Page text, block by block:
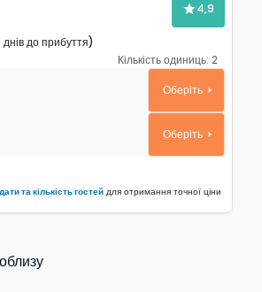
4,9
до прибуття)
Кількість одиниць: 2
A-17603-a
Оберіть
Оберіть
та кількість гостейдля отримання точної ціни